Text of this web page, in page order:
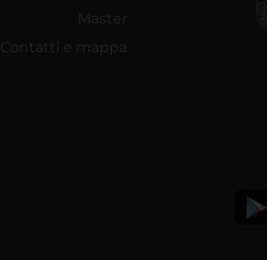
Master
Contatti e mappa